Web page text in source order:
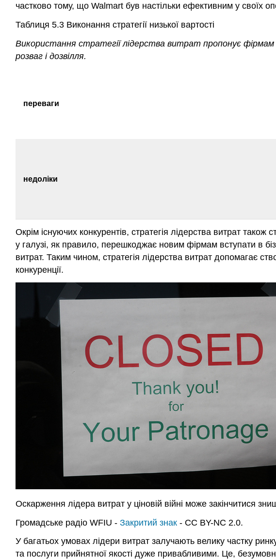
частково тому, що Walmart був настільки ефективним у своїх
Таблиця 5.3 Виконання стратегії низької вартості
Використання стратегії лідерства витрат пропонує фірмам
розваг і дозвілля.
переваги
недоліки
Окрім існуючих конкурентів, стратегія лідерства витрат
у галузі, як правило, перешкоджає новим фірмам вступати в
витрат. Таким чином, стратегія лідерства витрат допомагає
конкуренції.
Оскарження лідера витрат у ціновій війні може закінчитися
Громадське радіо WFIU - Закритий знак - CC BY-NC 2.0.
У багатьох умовах лідери витрат залучають велику частку
та послуги прийнятної якості дуже привабливими. Це,